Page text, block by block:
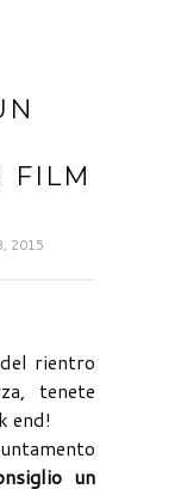
FILM
2015
rientro
tenete
end!
un